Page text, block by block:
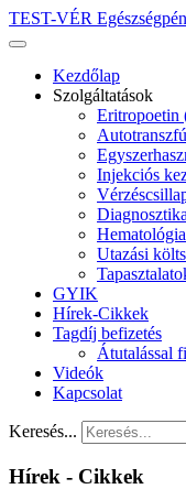
TEST-VÉR
Kezdőlap
Szolgáltatások
Eritropoetin
Injekciós
Diagnosztika
Utazási
GYIK
Hírek-Cikkek
Tagdíj befizetés
Átutalással
Videók
Kapcsolat
Keresés...
Hírek - Cikkek